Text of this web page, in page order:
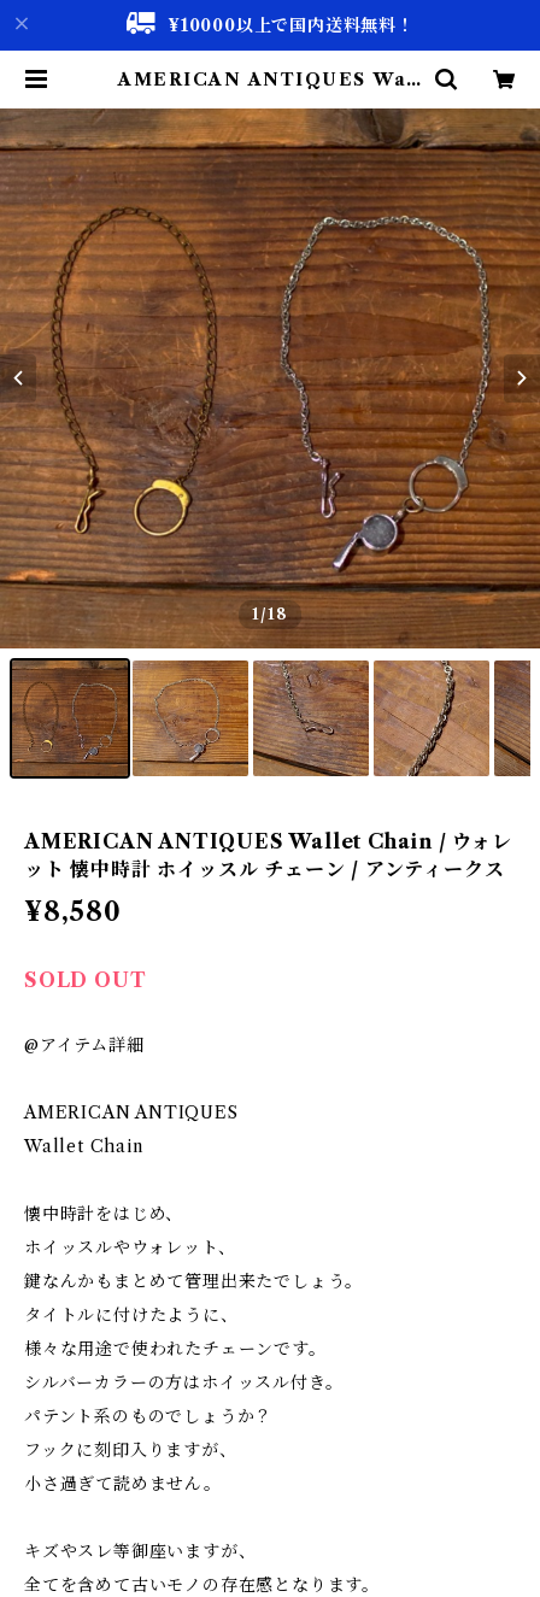
¥10000以上で国内送料無料！
AMERICAN ANTIQUES Wall
ホイッスル チェーン / アンティーク
ス | 古着屋 仙台 biscco【古着 &
Vintage 通販】
1/18
AMERICAN ANTIQUES Wallet Chain / ウォレ
ット 懐中時計 ホイッスル チェーン / アンティークス
¥8,580
SOLD OUT
@アイテム詳細
AMERICAN ANTIQUES
Wallet Chain
懐中時計をはじめ、
ホイッスルやウォレット、
鍵なんかもまとめて管理出来たでしょう。
タイトルに付けたように、
様々な用途で使われたチェーンです。
シルバーカラーの方はホイッスル付き。
パテント系のものでしょうか？
フックに刻印入りますが、
小さ過ぎて読めません。
キズやスレ等御座いますが、
全てを含めて古いモノの存在感となります。